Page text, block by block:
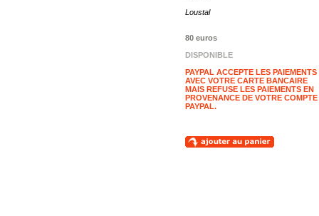
Loustal
80 euros
DISPONIBLE
PAYPAL ACCEPTE LES PAIEMENTS
AVEC VOTRE CARTE BANCAIRE
MAIS REFUSE LES PAIEMENTS EN
PROVENANCE DE VOTRE COMPTE
PAYPAL.